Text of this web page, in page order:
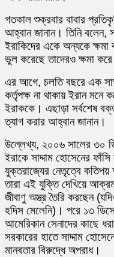
গতকাল শুক্রবার বাবার
আহ্বান জানান। তিনি বলেন,
ইরাকিদের একে অন্যকে
ভুল করেছে তাদেরও ক্ষমা করে
এর আগে, চলতি বছরে এক
কর্তৃপক্ষ না থাকায় ইরান মনে
ইরাককে। এছাড়া সর্বশেষ
ত্যাগ করার আহ্বান জানান।
উল্লেখ্য, ২০০৬ সালের ৩০
ইরাকে সাদ্দাম হোসেনের
যুক্তরাজ্যের নেতৃত্বে
তারা এই যুক্তি দেখিয়ে
জীবাণু অস্ত্র তৈরি করছেন
হদিস মেলেনি)। পরে ১৩
আমেরিকান সেনাদের কাছে
সরকারের হাতে সাদ্দাম
মানবতার বিরুদ্ধে অপরাধ।